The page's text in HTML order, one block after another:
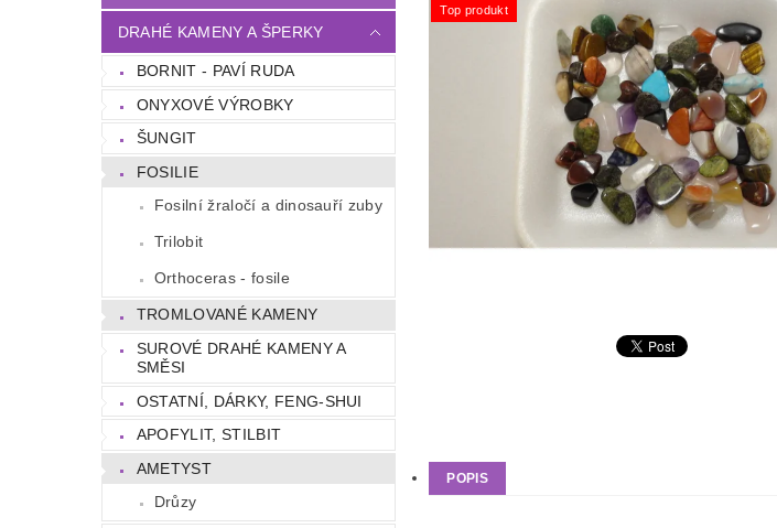
DRAHÉ KAMENY A ŠPERKY
BORNIT - PAVÍ RUDA
ONYXOVÉ VÝROBKY
ŠUNGIT
FOSILIE
Fosilní žraločí a dinosauří zuby
Trilobit
Orthoceras - fosile
TROMLOVANÉ KAMENY
SUROVÉ DRAHÉ KAMENY A
SMĚSI
OSTATNÍ, DÁRKY, FENG-SHUI
APOFYLIT, STILBIT
AMETYST
Drůzy
Top produkt
POPIS